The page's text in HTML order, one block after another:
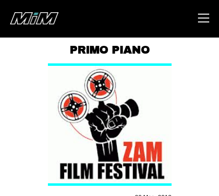
ABOUT
AREA
DEGENERAZIONE
GAZA FREESTYLE
CSOA LAMBRETTA
MSM
STUDENTI TSUNAMI
PRIMO PIANO